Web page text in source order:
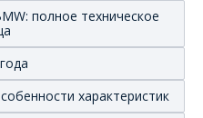
полное техническое
характеристик